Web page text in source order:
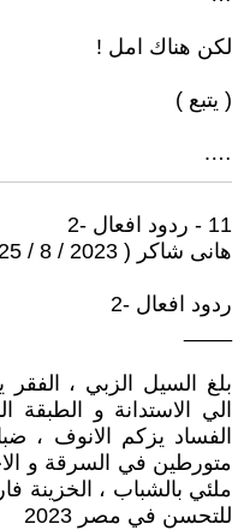
لكن هناك امل !
( يتبع )
….
11 - ردود افعال -2
هانى شاكر ( 2023 / 8 / 25 - 13:04 )
ردود افعال -2
بلغ السيل الزبي ،
الي الاستدانة و الطبقة
الفساد يزكم الانوف ،
متورطين في السرقة و
ملئي بالشباب ، الخزينة
للتحسن في مصر 2023